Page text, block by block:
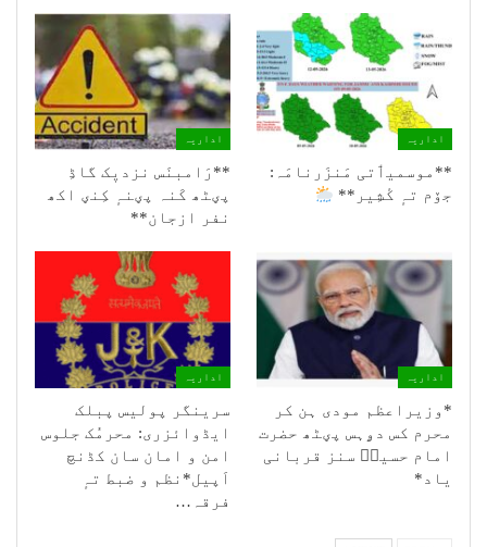
اداریہ
**موسمیٲتی مَنزَرنامَہ:
جۆم تہٕ کٔشِیر**
اداریہ
**رَامبنَس نزدیٖک گاڈِ
پؠٹھ کَنہ پؠنہٕ کِنؠ اکھ
نفر ازجان**
اداریہ
*وزیراعظم مودی ہن کر
محرم کس دۄہس پؠٹھ حضرت
امام حسینؑ سنز قربانی
یاد*
اداریہ
سرینگر پولیس پبلک
ایڈوائزری: محرمُک جلوس
امن و امان سان کڈنچ
اَپیل*نظم و ضبط تہٕ
فرقہ…